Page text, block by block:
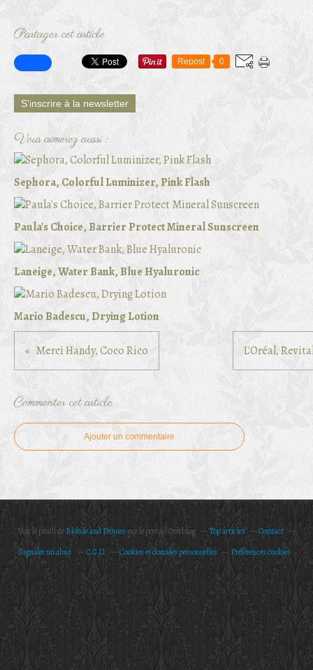
Partager cet article
Repost 0
S'inscrire à la newsletter
Vous aimerez aussi :
Sephora, Colorful Luminizer, Pink Flash
Paula's Choice, Barrier Protect Mineral Sunscreen
Laneige, Water Bank, Blue Hyaluronic
Mario Badescu, Drying Lotion
Merci Handy, Coco Rico L'Oréal,
Commenter cet article
Ajouter un commentaire
Voir le profil deBlonde and Peoniessur le portail Overblog Top articles
Contact
Signaler un abus
C.G.U. Cookies et données personnelles Préférences cookies